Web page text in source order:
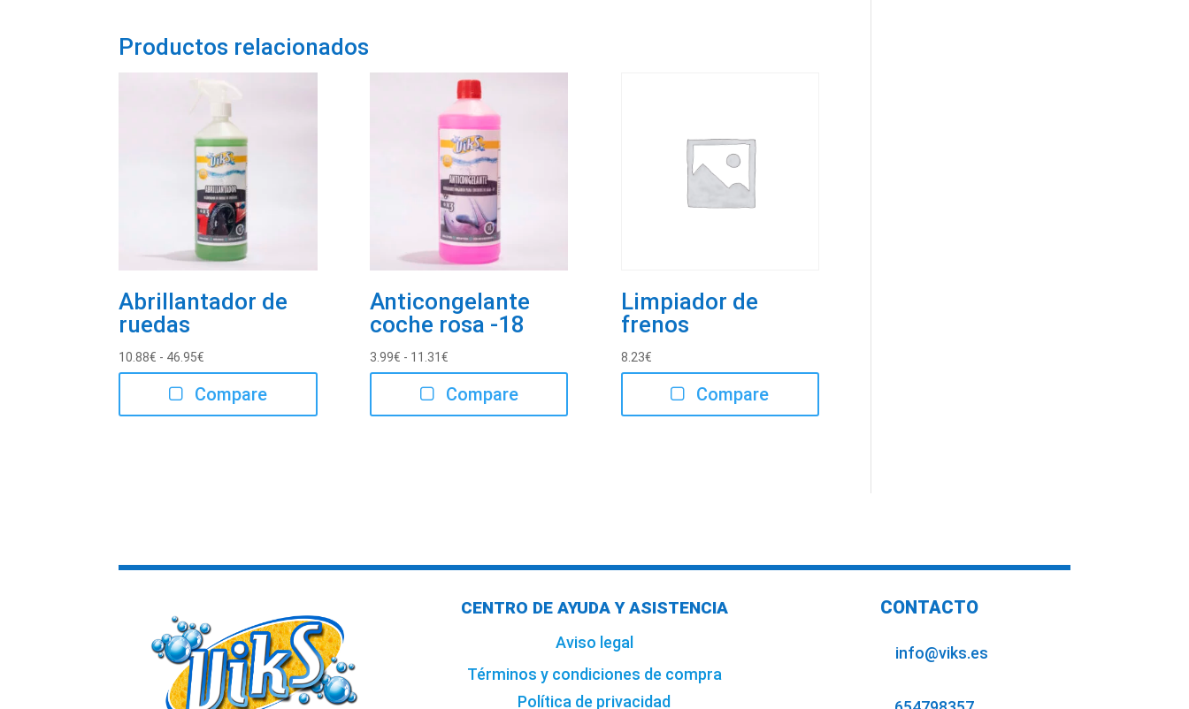
Productos relacionados
Abrillantador de
ruedas
10.88€ - 46.95€
de
precios:
desde
Compare
Anticongelante
coche rosa -18
3.99€ - 11.31 €Rango
de
precios:
desde
Compare
Limpiador de
frenos
8.23€
Compare
CENTRO DE AYUDA Y ASISTENCIA
Aviso legal
Términos y condiciones de compra
Política de privacidad
CONTACTO
info@viks.es